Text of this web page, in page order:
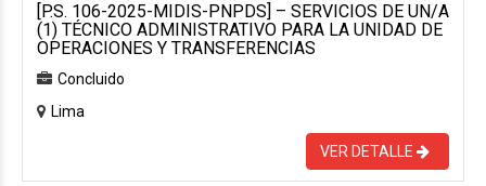
[P.S. 106-2025-MIDIS-PNPDS] – SERVICIOS DE UN/A
(1) TÉCNICO ADMINISTRATIVO PARA LA UNIDAD DE
OPERACIONES Y TRANSFERENCIAS
Concluido
Lima
VER DETALLE